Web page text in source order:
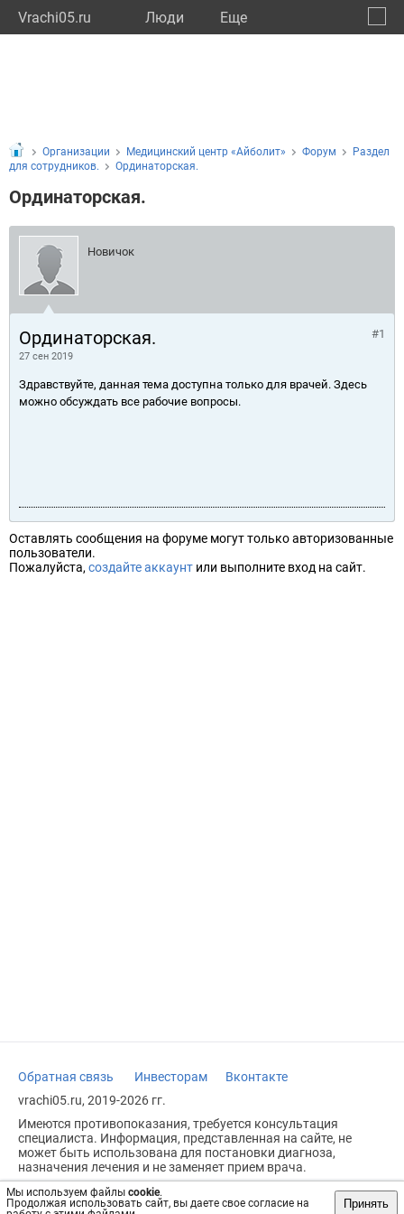
Vrachi05.ru Люди Eще
Мы используем файлы cookie.
Продолжая использовать сайт, вы даете свое согласие на
Принять
Организации Медицинский центр «Айболит» Форум
Раздел
для сотрудников.
Ординаторская.
Ординаторская.
Новичок
Ординаторская.
27 сен 2019
#1
Здравствуйте, данная тема доступна только для врачей. Здесь
можно обсуждать все рабочие вопросы.
Оставлять сообщения на форуме могут только авторизованные
пользователи.
Пожалуйста, создайте аккаунт или выполните вход на сайт.
Обратная связь Инвесторам
Вконтакте
vrachi05.ru, 2019-2026 гг.
Имеются противопоказания, требуется консультация
специалиста. Информация, представленная на сайте, не
может быть использована для постановки диагноза,
назначения лечения и не заменяет прием врача.
Возрастное ограничение: 18+